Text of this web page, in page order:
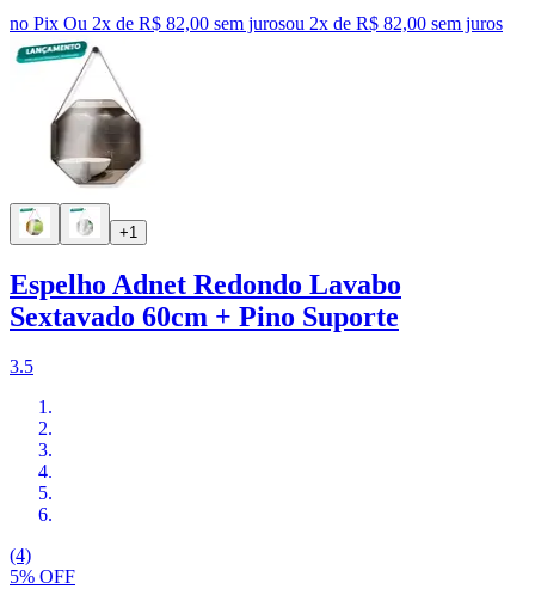
no Pix Ou 2x de R$ 82,00 sem jurosou 2x de R$ 82,00 sem juros
+1
Espelho Adnet Redondo Lavabo
Sextavado 60cm + Pino Suporte
3.5
(4)
5% OFF